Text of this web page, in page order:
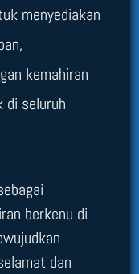
menyediakan
kemahiran
di seluruh
berkenu di
dan